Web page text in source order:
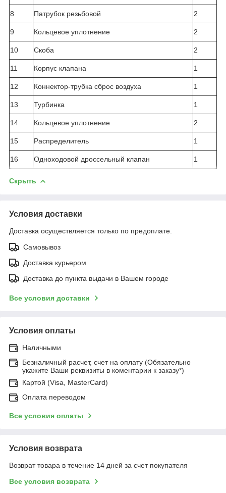
8 Патрубок резьбовой 2
9 Кольцевое уплотнение 2
10 Скоба 2
11 Корпус клапана 1
12 Коннектор-трубка сброс воздуха 1
13 Турбинка 1
14 Кольцевое уплотнение 2
15 Распределитель 1
16 Одноходовой дроссельный клапан 1
Скрыть
Условия доставки
Доставка осуществляется только по предоплате.
Самовывоз
Доставка курьером
Доставка до пункта выдачи в Вашем городе
Все условия доставки
Условия оплаты
Наличными
Безналичный расчет, счет на оплату (Обязательно
укажите Ваши реквизиты в коментарии к заказу*)
Картой (Visa, MasterCard)
Оплата переводом
Все условия оплаты
Условия возврата
Возврат товара в течение 14 дней за счет покупателя
Все условия возврата